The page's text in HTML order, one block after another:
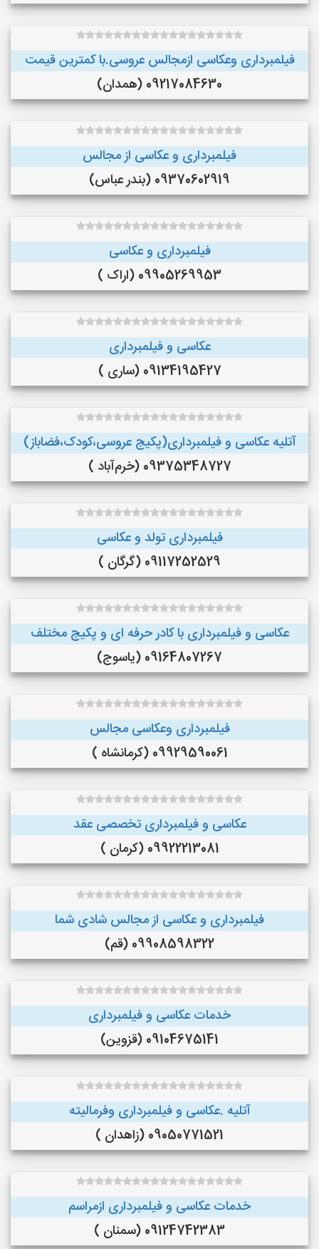
فیلمبرداری وعکاسی ازمجالس عروسی.با کمترین قیمت
09217084630 (همدان)
فیلمبرداری و عکاسی از مجالس
09370602919 (بندر عباس)
فیلمبرداری و عکاسی
09905269953 (اراک )
عکاسی و فیلمبرداری
09134195427 (ساری )
آتلیه عکاسی و فیلمبرداری(پکیج عروسی،کودک،فضاباز)
09375348727 (خرم‌آباد )
فیلمبرداری تولد و عکاسی
09117252529 (گرگان )
عکاسی و فیلمبرداری با کادر حرفه ای و پکیج مختلف
09164807267 (یاسوج)
فیلمبرداری وعکاسی مجالس
09929590061 (کرمانشاه )
عکاسی و فیلمبرداری تخصصی عقد
09922213081 (کرمان )
فیلمبرداری و عکاسی از مجالس شادی شما
09908598322 (قم)
خدمات عکاسی و فیلمبرداری
09104675141 (قزوین)
آتلیه .عکاسی و فیلمبرداری وفرمالیته
09050771521 (زاهدان )
خدمات عکاسی و فیلمبرداری ازمراسم
09124742383 (سمنان )